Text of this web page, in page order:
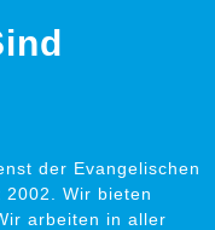
der Evangelischen
Wir bieten
arbeiten in aller